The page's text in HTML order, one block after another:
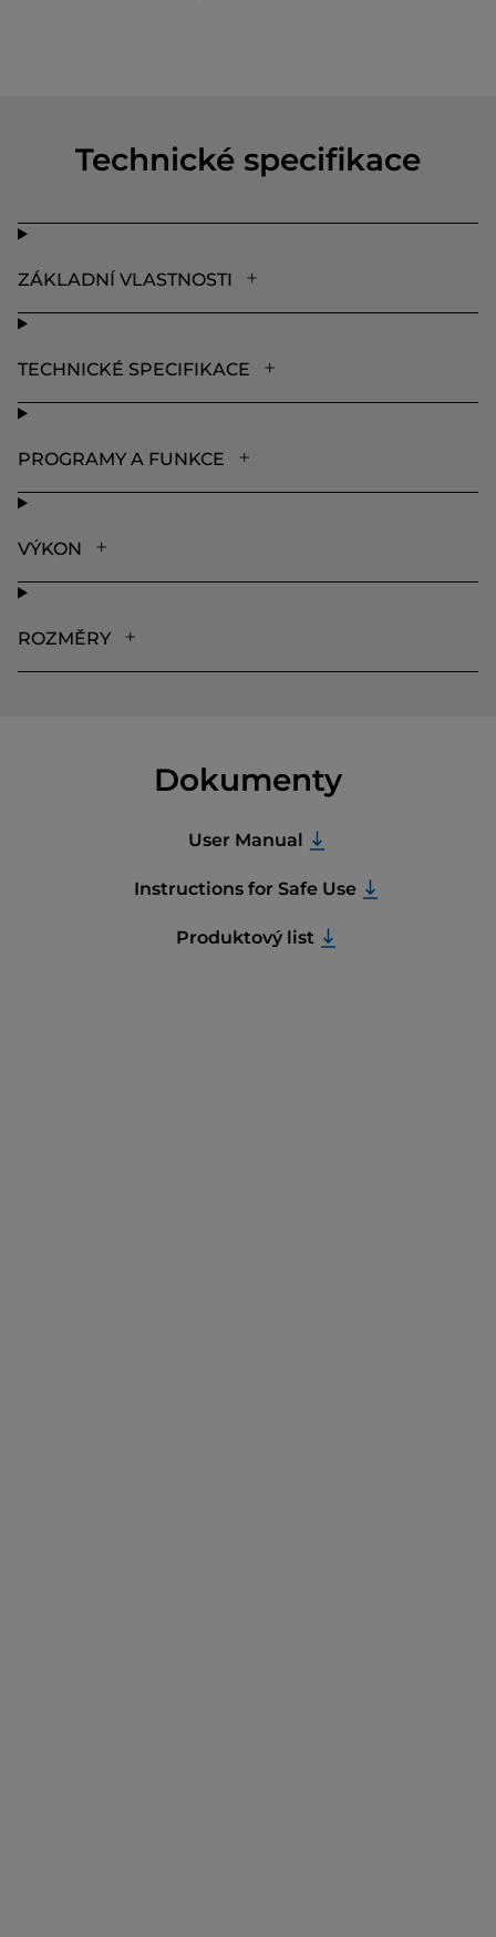
Technické specifikace
ZÁKLADNÍ VLASTNOSTI
TECHNICKÉ SPECIFIKACE
PROGRAMY A FUNKCE
VÝKON
ROZMĚRY
Dokumenty
User Manual
Instructions for Safe Use
Produktový list